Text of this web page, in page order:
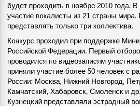
будет проходить в ноябре 2010 года. В
участие вокалисты из 21 страны
представлять только три коллектива.
Конкурс проходил при поддержке
Российской Федерации. Первый
проводился по видеозаписям
приняли участие более 50 человек с
России: Москва, Нижний Новгород,
Камчатский, Хабаровск, Смоленск и
Кузнецкий представляли эстрадный